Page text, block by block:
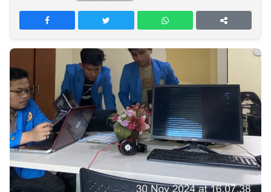
TREETAN
MULTIMEDIA
INDONESIA
Partner
Insight
NTB
Suara
Time
Lens
IDN
Daily
Jogja
Jalan
Rakyat
Idealita
News
Kita
Notice
Dinamikapost.com
Radar
Baru
Seedbacklink
Follow
Kabarbaru